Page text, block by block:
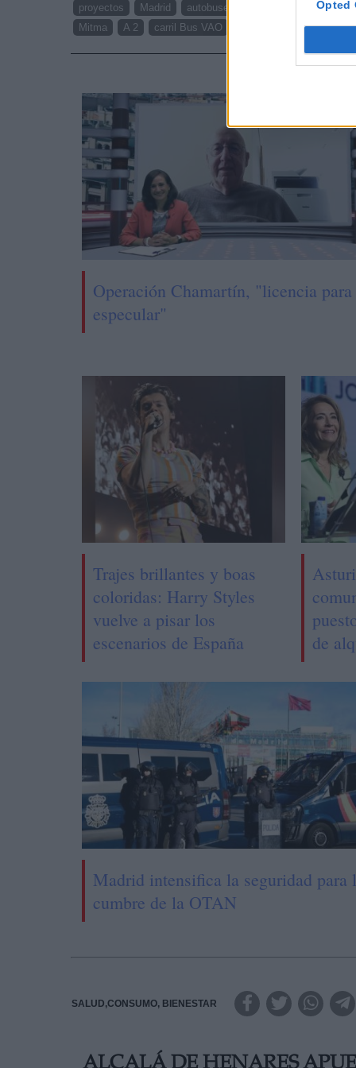
Opted
proyectos Madrid autobuses Emisiones
Mitma
A 2 carril Bus VAO
Operación Chamartín, "licencia para
especular"
Trajes brillantes y boas
coloridas: Harry Styles
vuelve a pisar los
escenarios de España
de
Madrid intensifica la seguridad para
cumbre de la OTAN
SALUD,CONSUMO, BIENESTAR